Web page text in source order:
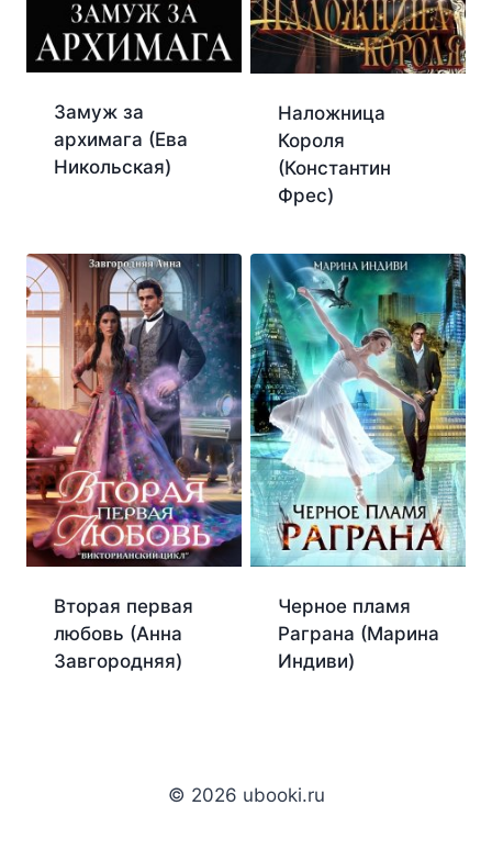
Замуж за
архимага (Ева
Никольская)
Наложница
Короля
(Константин
Фрес)
Вторая первая
любовь (Анна
Завгородняя)
Черное пламя
Раграна (Марина
Индиви)
© 2026 ubooki.ru